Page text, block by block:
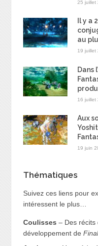
25 juillet
Il y a
au
19 juillet
Dans
16 juillet
Aux
19 juin
Thématiques
Suivez ces liens pour
intéressent le plus…
Coulisses – Des récits
développement de